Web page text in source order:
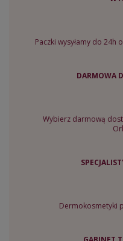
Paczki wysyłamy do 24h
DARMOWA
Wybierz darmową
Dermokosmetyki